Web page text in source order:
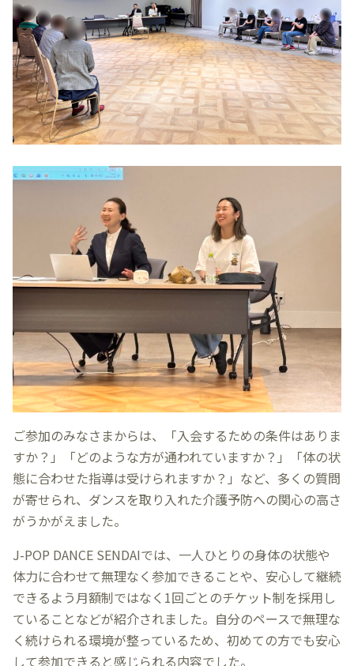
ご参加のみなさまからは、「入会するための条件はありま
すか？」「どのような方が通われていますか？」「体の状
態に合わせた指導は受けられますか？」など、多くの質問
が寄せられ、ダンスを取り入れた介護予防への関心の高さ
がうかがえました。
J-POP DANCE SENDAIでは、一人ひとりの身体の状態や
体力に合わせて無理なく参加できることや、安心して継続
できるよう月額制ではなく1回ごとのチケット制を採用し
ていることなどが紹介されました。自分のペースで無理な
く続けられる環境が整っているため、初めての方でも安心
して参加できると感じられる内容でした。